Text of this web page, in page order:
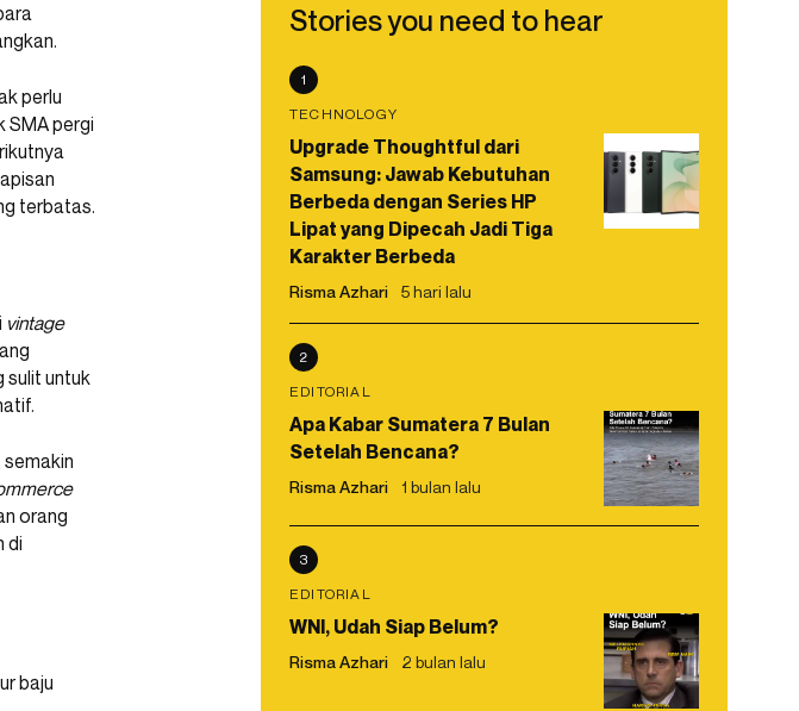
perlu
SMA pergi
terbatas.
vintage
sulit untuk
semakin
orang
di
baju
Stories you need to hear
1
TECHNOLOGY
Upgrade Thoughtful dari
Samsung: Jawab Kebutuhan
Berbeda dengan Series HP
Lipat yang Dipecah Jadi Tiga
Karakter Berbeda
Risma Azhari 5 hari lalu
2
EDITORIAL
Apa Kabar Sumatera 7 Bulan
Setelah Bencana?
Risma Azhari 1 bulan lalu
3
EDITORIAL
WNI, Udah Siap Belum?
Risma Azhari 2 bulan lalu